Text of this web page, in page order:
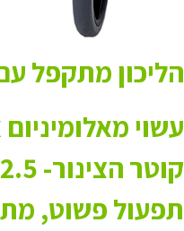
הליכון מתקפל
עשוי
קוטר הצינור- 2.5 ס"מ, רגליים טלסקופיות מתכווננות.
תפעול פשוט,